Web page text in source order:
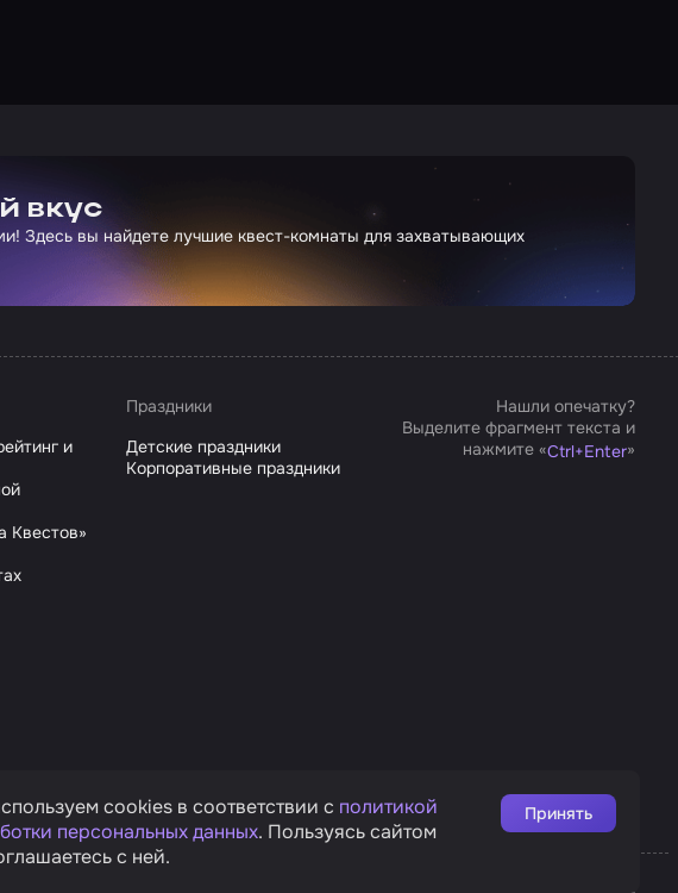
вкус
Здесь вы найдете лучшие квест-комнаты для захватывающих
и
Квестов»
Праздники
Детские праздники
Корпоративные праздники
Нашли опечатку?
Выделите фрагмент текста и
нажмите «Ctrl+Enter»
cookies в соответствии с политикой
персональных данных. Пользуясь сайтом
с ней.
Принять